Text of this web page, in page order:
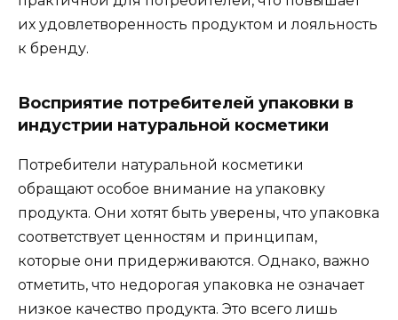
их удовлетворенность продуктом и лояльность
к бренду.
Восприятие потребителей упаковки в
индустрии натуральной косметики
Потребители натуральной косметики
обращают особое внимание на упаковку
продукта. Они хотят быть уверены, что упаковка
соответствует ценностям и принципам,
которые они придерживаются. Однако, важно
отметить, что недорогая упаковка не означает
низкое качество продукта. Это всего лишь